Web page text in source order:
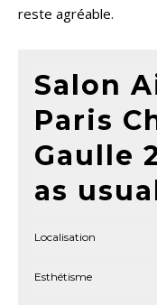
reste agréable.
Salon
Paris
Gaulle
as
Localisation
Esthétisme